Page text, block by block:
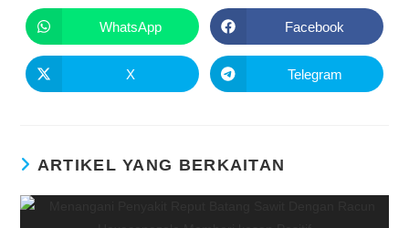
WhatsApp Facebook
X Telegram
ARTIKEL YANG BERKAITAN